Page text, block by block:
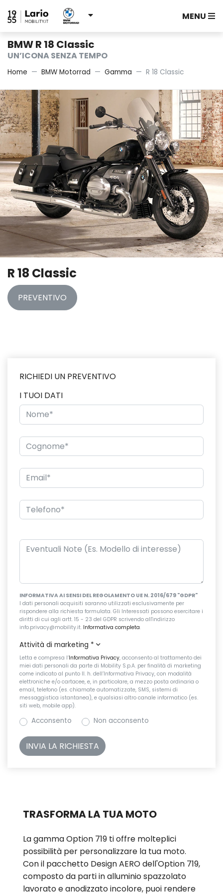
MENU
BMW R 18 Classic
UN’ICONA SENZA TEMPO
Home BMW Motorrad Gamma R 18 Classic
R 18 Classic
PREVENTIVO
RICHIEDI UN PREVENTIVO
I TUOI DATI
INFORMATIVA AI SENSI DEL REGOLAMENTO UE N. 2016/679 "GDPR"
I dati personali acquisiti saranno utilizzati esclusivamente per
rispondere alla richiesta formulata. Gli Interessati possono esercitare i
diritti di cui agli artt. 15 - 23 del GDPR scrivendo all'indirizzo
info.privacy@mobility.it. Informativa completa.
Attività di marketing *
Letta e compresa l’Informativa Privacy, acconsento al trattamento dei
miei dati personali da parte di Mobility S.p.A. per finalità di marketing
come indicato al punto II. h. dell’Informativa Privacy, con modalità
elettroniche e/o cartacee, e, in particolare, a mezzo posta ordinaria o
email, telefono (es. chiamate automatizzate, SMS, sistemi di
messaggistica istantanea), e qualsiasi altro canale informatico (es.
siti web, mobile app).
Acconsento Non acconsento
TRASFORMA LA TUA MOTO
La gamma Option 719 ti offre molteplici
possibilità per personalizzare la tua moto.
Con il pacchetto Design AERO dell'Option 719,
composto da parti in alluminio spazzolato
lavorato e anodizzato incolore, puoi rendere